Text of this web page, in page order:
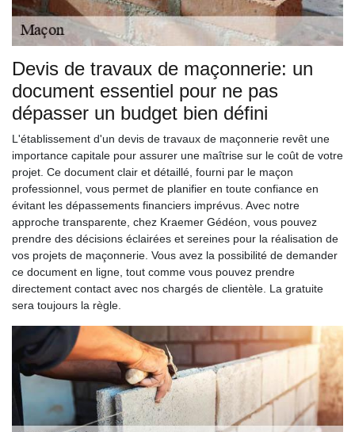
Devis de travaux de maçonnerie: un
document essentiel pour ne pas
dépasser un budget bien défini
L'établissement d'un devis de travaux de maçonnerie revêt une
importance capitale pour assurer une maîtrise sur le coût de votre
projet. Ce document clair et détaillé, fourni par le maçon
professionnel, vous permet de planifier en toute confiance en
évitant les dépassements financiers imprévus. Avec notre
approche transparente, chez Kraemer Gédéon, vous pouvez
prendre des décisions éclairées et sereines pour la réalisation de
vos projets de maçonnerie. Vous avez la possibilité de demander
ce document en ligne, tout comme vous pouvez prendre
directement contact avec nos chargés de clientèle. La gratuite
sera toujours la règle.